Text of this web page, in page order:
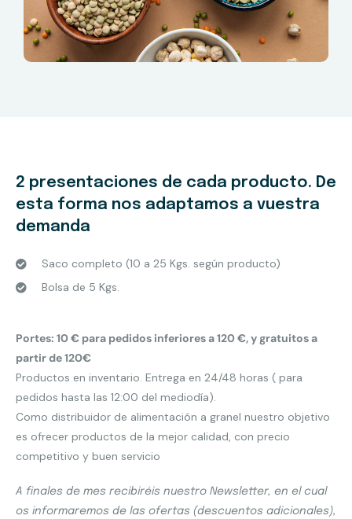
2 presentaciones de cada producto. De
esta forma nos adaptamos a vuestra
demanda
Saco completo (10 a 25 Kgs. según producto)
Bolsa de 5 Kgs.
Portes: 10 € para pedidos inferiores a 120 €, y gratuitos a
partir de 120€
Productos en inventario. Entrega en 24/48 horas ( para
pedidos hasta las 12:00 del mediodía).
Como distribuidor de alimentación a granel nuestro objetivo
es ofrecer productos de la mejor calidad, con precio
competitivo y buen servicio
A finales de mes recibiréis nuestro Newsletter, en el cual
os informaremos de las ofertas (descuentos adicionales),